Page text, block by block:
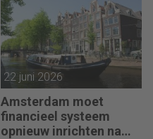
22 juni 2026
Amsterdam moet
financieel systeem
opnieuw inrichten na